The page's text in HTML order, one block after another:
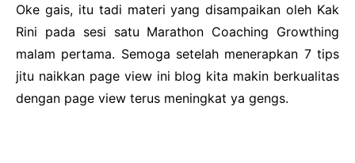
Oke gais, itu tadi materi yang disampaikan oleh Kak
Rini pada sesi satu Marathon Coaching Growthing
malam pertama. Semoga setelah menerapkan 7 tips
jitu naikkan page view ini blog kita makin berkualitas
dengan page view terus meningkat ya gengs.